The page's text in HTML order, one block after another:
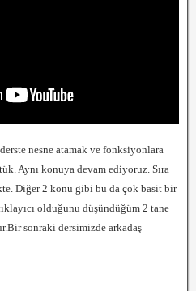
nesne atamak ve fonksiyonlara
Aynı konuya devam ediyoruz. Sıra
Diğer 2 konu gibi bu da çok basit bir
olduğunu düşündüğüm 2 tane
sonraki dersimizde arkadaş